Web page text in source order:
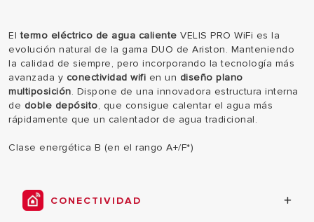
Eltermo eléctrico de agua caliente VELIS PRO WiFi es la
evolución natural de la gama DUO de Ariston. Manteniendo
la calidad de siempre, pero incorporando la tecnología más
avanzada y conectividad wifi en un diseño plano
multiposición. Dispone de una innovadora estructura interna
de doble depósito, que consigue calentar el agua más
rápidamente que un calentador de agua tradicional.
Clase energética B (en el rango A+/F*)
CONECTIVIDAD